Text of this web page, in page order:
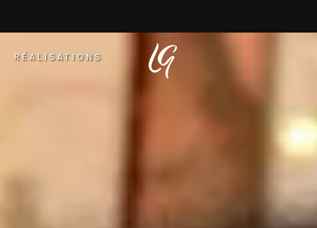
RÉALISATIONS